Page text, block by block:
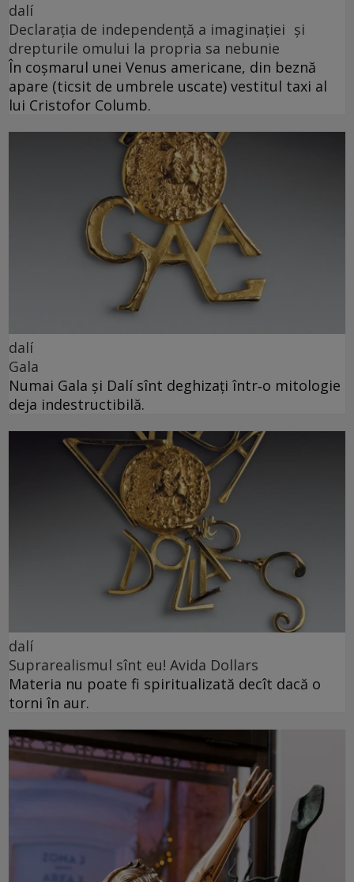
dalí
Declarația de independență a imaginației și
drepturile omului la propria sa nebunie
În coșmarul unei Venus americane, din beznă
apare (ticsit de umbrele uscate) vestitul taxi al
lui Cristofor Columb.
dalí
Gala
Numai Gala și Dalí sînt deghizați într‑o mitologie
deja indestructibilă.
dalí
Suprarealismul sînt eu! Avida Dollars
Materia nu poate fi spiritualizată decît dacă o
torni în aur.